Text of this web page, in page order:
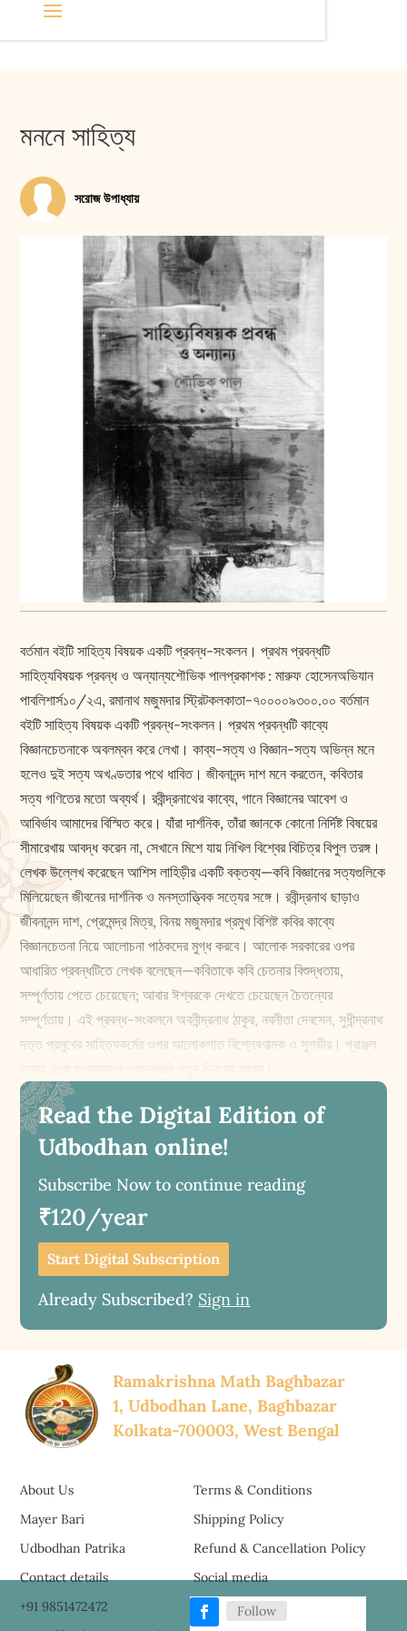
মননে সাহিত্য
সরোজ উপাধ্যায়
বর্তমান বইটি সাহিত্য বিষয়ক একটি প্রবন্ধ-সংকলন। প্রথম প্রবন্ধটি
সাহিত্যবিষয়ক প্রবন্ধ ও অন্যান্যশৌভিক পালপ্রকাশক : মারুফ হোসেনঅভিযান
পাবলিশার্স১০/২এ, রমানাথ মজুমদার স্ট্রিটকলকাতা-৭০০০০৯৩০০.০০ বর্তমান
বইটি সাহিত্য বিষয়ক একটি প্রবন্ধ-সংকলন। প্রথম প্রবন্ধটি কাব্যে
বিজ্ঞানচেতনাকে অবলম্বন করে লেখা। কাব্য-সত্য ও বিজ্ঞান-সত্য অভিন্ন মনে
হলেও দুই সত্য অখণ্ডতার পথে ধাবিত। জীবনানন্দ দাশ মনে করতেন, কবিতার
সত্য গণিতের মতো অব্যর্থ। রবীন্দ্রনাথের কাব্যে, গানে বিজ্ঞানের আবেশ ও
আবির্ভাব আমাদের বিস্মিত করে। যাঁরা দার্শনিক, তাঁরা জ্ঞানকে কোনো নির্দিষ্ট বিষয়ের
সীমারেখায় আবদ্ধ করেন না, সেখানে মিশে যায় নিখিল বিশ্বের বিচিত্র বিপুল তরঙ্গ।
লেখক উল্লেখ করেছেন আশিস লাহিড়ীর একটি বক্তব্য—কবি বিজ্ঞানের সত্যগুলিকে
মিলিয়েছেন জীবনের দার্শনিক ও মনস্তাত্ত্বিক সত্যের সঙ্গে। রবীন্দ্রনাথ ছাড়াও
জীবনানন্দ দাশ, প্রেমেন্দ্র মিত্র, বিনয় মজুমদার প্রমুখ বিশিষ্ট কবির কাব্যে
বিজ্ঞানচেতনা নিয়ে আলোচনা পাঠকদের মুগ্ধ করবে। আলোক সরকারের ওপর
আধারিত প্রবন্ধটিতে লেখক বলেছেন—কবিতাকে কবি চেতনার বিশুদ্ধতায়,
সম্পূর্ণতায় পেতে চেয়েছেন; আবার ঈশ্বরকে দেখতে চেয়েছেন চৈতন্যের
সম্পূর্ণতায়। এই প্রবন্ধ-সংকলনে অবনীন্দ্রনাথ ঠাকুর, নবনীতা দেবসেন, সুধীন্দ্রনাথ
দত্ত প্রমুখের সাহিত্যকর্মের ওপর আলোকপাত বিশ্লেষণাত্মক ও সুগভীর। প্রাঞ্জল
Read the Digital Edition of
Udbodhan online!
Subscribe Now to continue reading
₹120/year
Start Digital Subscription
Already Subscribed? Sign in
Ramakrishna Math Baghbazar
1, Udbodhan Lane, Baghbazar
Kolkata-700003, West Bengal
About Us
Mayer Bari
Udbodhan Patrika
Terms & Conditions
Shipping Policy
Refund & Cancellation Policy
Contact details
+91 9851472472
Social media
Follow